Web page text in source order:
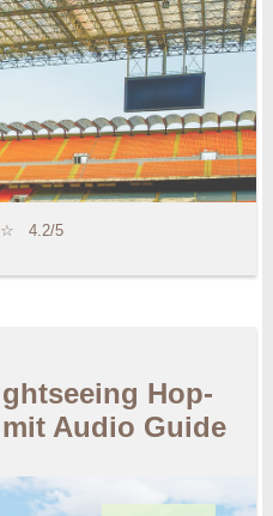
☆ 4.2/5
Hop-
Audio Guide